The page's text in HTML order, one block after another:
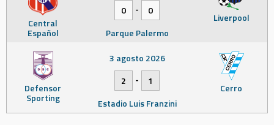
Central
Español
Liverpool
0
-
0
Parque Palermo
Defensor
Sporting
Cerro
3 agosto 2026
2
-
1
Estadio Luis Franzini